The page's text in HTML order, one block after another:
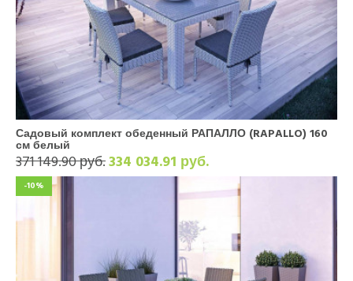
Садовый комплект обеденный РАПАЛЛО (RAPALLO) 160
см белый
371 149.90 руб.334 034.91 руб.
-10%